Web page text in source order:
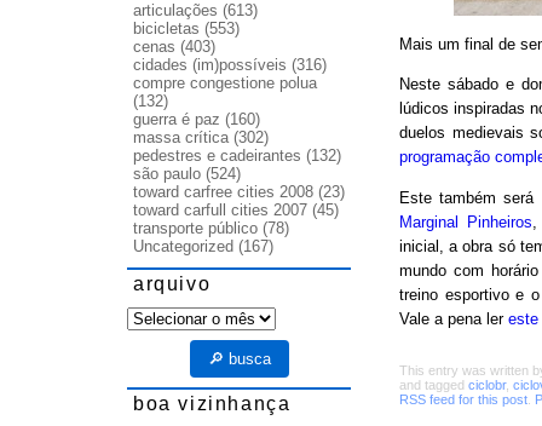
Mais um final de
Neste sábado e
lúdicos inspiradas
duelos medievais
programação
Este também
Marginal Pinheiros
inicial, a obra só
mundo com
treino esportivo e
Vale a pena ler este
This entry was written
and tagged ciclobr,
RSS feed for this post
articulações (613)
bicicletas (553)
cenas (403)
cidades (im)possíveis (316)
compre congestione polua
(132)
guerra é paz (160)
massa crítica(302)
pedestres e cadeirantes (132)
são paulo (524)
toward carfree cities 2008 (23)
toward carfull cities 2007 (45)
transporte público (78)
Uncategorized (167)
arquivo
arquivo
🔎 busca
boa vizinhança